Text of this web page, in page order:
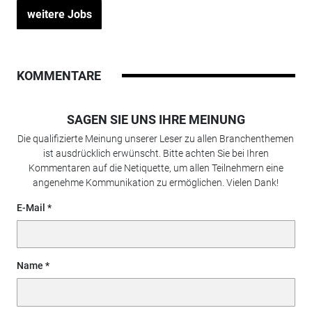
weitere Jobs
KOMMENTARE
SAGEN SIE UNS IHRE MEINUNG
Die qualifizierte Meinung unserer Leser zu allen Branchenthemen
ist ausdrücklich erwünscht. Bitte achten Sie bei Ihren
Kommentaren auf die Netiquette, um allen Teilnehmern eine
angenehme Kommunikation zu ermöglichen. Vielen Dank!
E-Mail
Name